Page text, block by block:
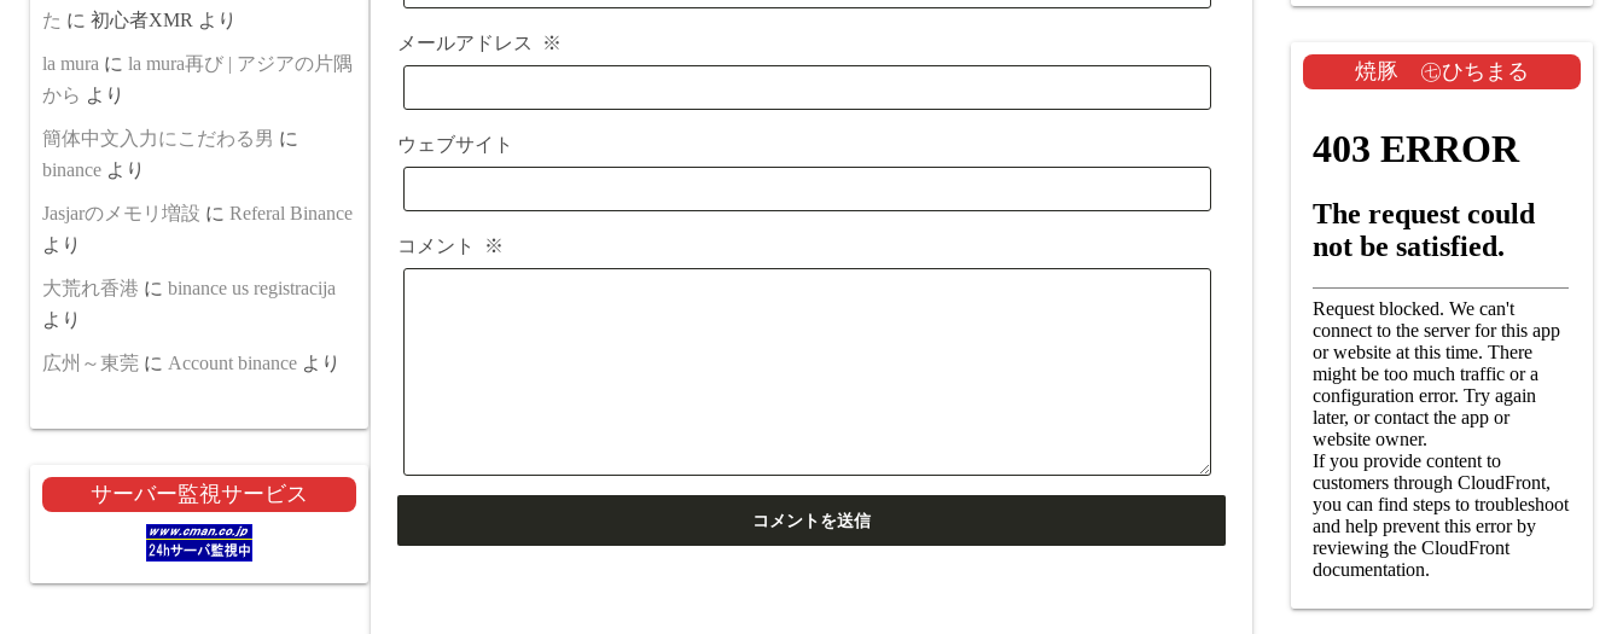
メールアドレス ※
ウェブサイト
コメント ※
た に 初心者XMR より
la mura に la mura再び | アジアの片隅
から より
簡体中文入力にこだわる男 に
binance より
Jasjarのメモリ増設 に Referal Binance
より
大荒れ香港 に binance us registracija
より
広州～東莞 に Account binance より
サーバー監視サービス
焼豚 ㊆ひちまる